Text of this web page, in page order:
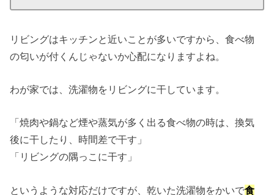
リビングはキッチンと近いことが多いですから、食べ物
の匂いが付くんじゃないか心配になりますよね。
わが家では、洗濯物をリビングに干しています。
「焼肉や鍋など煙や蒸気が多く出る食べ物の時は、換気
後に干したり、時間差で干す」
「リビングの隅っこに干す」
というような対応だけですが、乾いた洗濯物をかいで食